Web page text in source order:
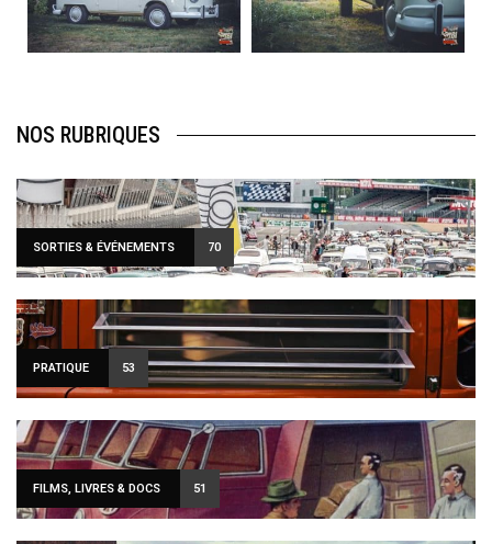
Août 10
120
0
Août 10
108
0
NOS RUBRIQUES
SORTIES & ÉVÉNEMENTS 70
PRATIQUE 53
FILMS, LIVRES & DOCS 51